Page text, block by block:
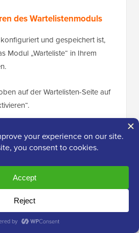
des Wartelistenmoduls
und gespeichert ist,
Modul „Warteliste“ in Ihrem
auf der Wartelisten-Seite auf
die eine Produktseite
Artikel nicht vorrätig ist, das